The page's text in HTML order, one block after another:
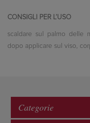
CONSIGLI PER L’USO
scaldare sul palmo delle
dopo applicare sul viso,
Categorie